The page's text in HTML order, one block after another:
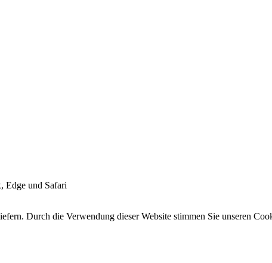
Edge und Safari
Durch die Verwendung dieser Website stimmen Sie unseren